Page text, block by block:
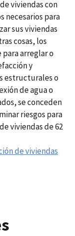
viviendas con
necesarios para
sus viviendas
cosas, los
arreglar o
y
estructurales o
de agua o
se conceden
riesgos para
viviendas de 62
de viviendas